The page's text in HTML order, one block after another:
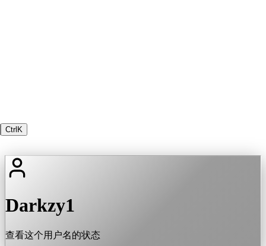
Ctrl K
Darkzy1
查看这个用户名的状态